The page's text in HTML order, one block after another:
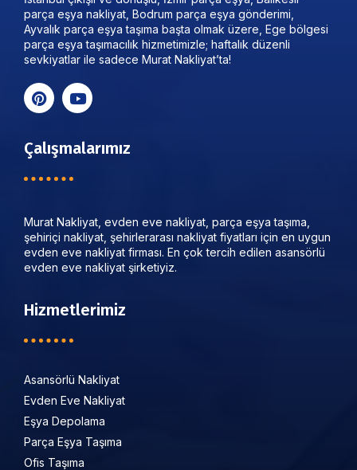
parça eşya nakliyat, Bodrum parça eşya gönderimi,
Ayvalık parça eşya taşıma başta olmak üzere, Ege bölgesi
parça eşya taşımacılık hizmetimizle; haftalık düzenli
sevkiyatlar ile sadece Murat Nakliyat’ta!
Çalışmalarımız
Murat Nakliyat, evden eve nakliyat, parça eşya taşıma,
şehiriçi nakliyat, şehirlerarası nakliyat fiyatları için en uygun
evden eve nakliyat firması. En çok tercih edilen asansörlü
evden eve nakliyat şirketiyiz.
Hizmetlerimiz
Asansörlü Nakliyat
Evden Eve Nakliyat
Eşya Depolama
Parça Eşya Taşıma
Ofis Taşıma